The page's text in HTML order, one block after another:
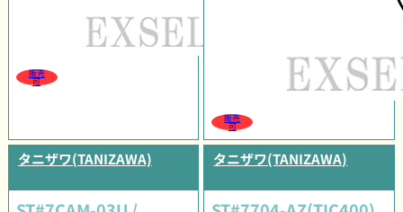
販売
可
販売
可
タニザワ(TANIZAWA) タニザワ(TANIZAWA)